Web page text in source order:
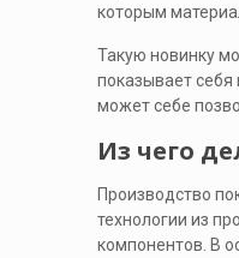
которым
Такую новинку
показывает себя
может себе
Из чего
Производство
технологии из
компонентов. В